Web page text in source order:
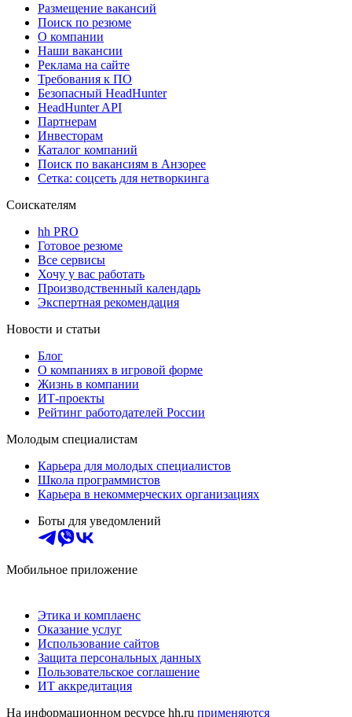
Размещение вакансий
Поиск по резюме
О компании
Наши вакансии
Реклама на сайте
Требования к ПО
Безопасный HeadHunter
HeadHunter API
Партнерам
Инвесторам
Каталог компаний
Поиск по вакансиям в Анзорее
Сетка: соцсеть для нетворкинга
Соискателям
hh PRO
Готовое резюме
Все сервисы
Хочу у вас работать
Производственный календарь
Экспертная рекомендация
Новости и статьи
Блог
О компаниях в игровой форме
Жизнь в компании
ИТ-проекты
Рейтинг работодателей России
Молодым специалистам
Карьера для молодых специалистов
Школа программистов
Карьера в некоммерческих организациях
Боты для уведомлений
Мобильное приложение
Этика и комплаенс
Оказание услуг
Использование сайтов
Защита персональных данных
Пользовательское соглашение
ИТ аккредитация
На информационном ресурсе hh.ru применяются